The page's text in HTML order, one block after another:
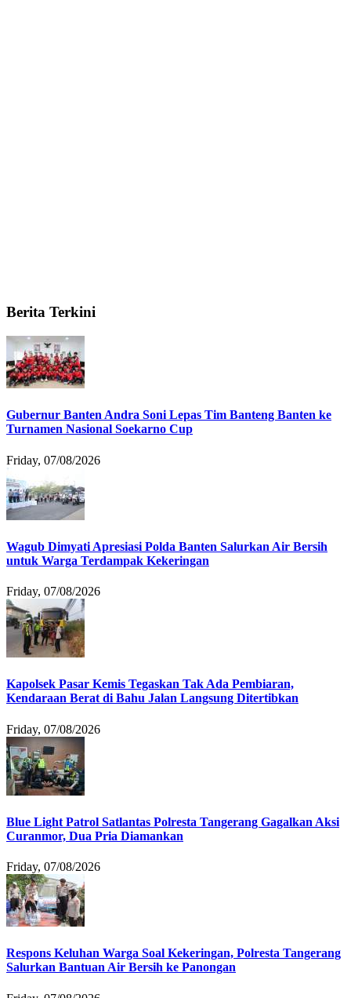
Berita Terkini
Gubernur Banten Andra Soni Lepas Tim Banteng Banten ke
Turnamen Nasional Soekarno Cup
Friday, 07/08/2026
Wagub Dimyati Apresiasi Polda Banten Salurkan Air Bersih
untuk Warga Terdampak Kekeringan
Friday, 07/08/2026
Kapolsek Pasar Kemis Tegaskan Tak Ada Pembiaran,
Kendaraan Berat di Bahu Jalan Langsung Ditertibkan
Friday, 07/08/2026
Blue Light Patrol Satlantas Polresta Tangerang Gagalkan Aksi
Curanmor, Dua Pria Diamankan
Friday, 07/08/2026
Respons Keluhan Warga Soal Kekeringan, Polresta Tangerang
Salurkan Bantuan Air Bersih ke Panongan